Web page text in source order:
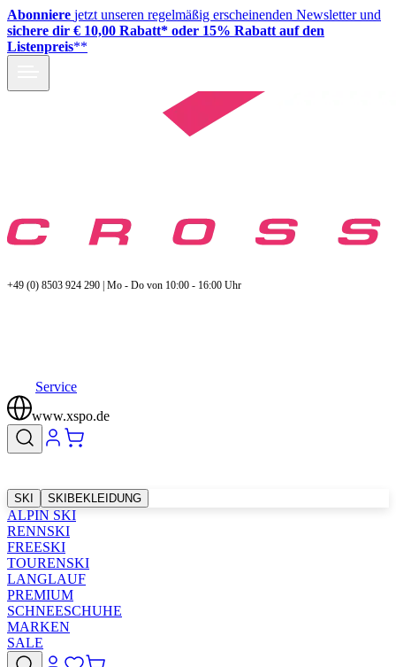
Abonniere jetzt unseren regelmäßig erscheinenden Newsletter und
sichere dir € 10,00 Rabatt* oder 15% Rabatt auf den
Listenpreis**
+49 (0) 8503 924 290 | Mo - Do von 10:00 - 16:00 Uhr
Service
www.xspo.de
SKI SKIBEKLEIDUNG
ALPIN SKI
RENNSKI
FREESKI
TOURENSKI
LANGLAUF
PREMIUM
SCHNEESCHUHE
MARKEN
SALE